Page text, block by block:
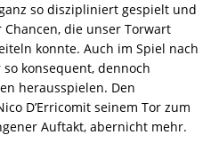
so diszipliniert gespielt und
die unser Torwart
konnte. Auch im Spiel nach
konsequent, dennoch
herausspielen. Den
D’Erricomit seinem Tor zum
Auftakt, abernicht mehr.